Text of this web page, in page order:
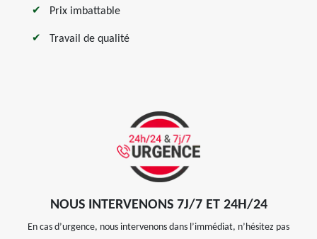
Prix imbattable
Travail de qualité
NOUS INTERVENONS 7J/7 ET 24H/24
En cas d’urgence, nous intervenons dans l’immédiat, n’hésitez pas